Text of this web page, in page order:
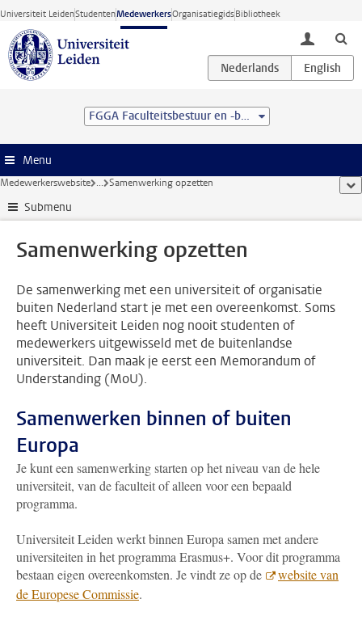
Ga direct naar de inhoud
Universiteit LeidenStudentenMedewerkersOrganisatiegidsBibliotheek
toggle
FGGA Faculteitsbestuur en -bureau
Menu
Medewerkerswebsite ... Samenwerking opzetten
Submenu
Samenwerking opzetten
De samenwerking met een universiteit of organisatie
buiten Nederland start je met een overeenkomst. Soms
heeft Universiteit Leiden nog nooit studenten of
medewerkers uitgewisseld met de buitenlandse
universiteit. Dan maak je eerst een Memorandum of
Understanding (MoU).
Samenwerken binnen of buiten
Europa
Je kunt een samenwerking starten op het niveau van de hele
universiteit, van de faculteit of alleen voor een bepaald
programma.
Universiteit Leiden werkt binnen Europa samen met andere
universiteiten in het programma Erasmus+. Voor dit programma
bestaan eigen overeenkomsten. Je vindt ze op de
website van
de Europese Commissie.